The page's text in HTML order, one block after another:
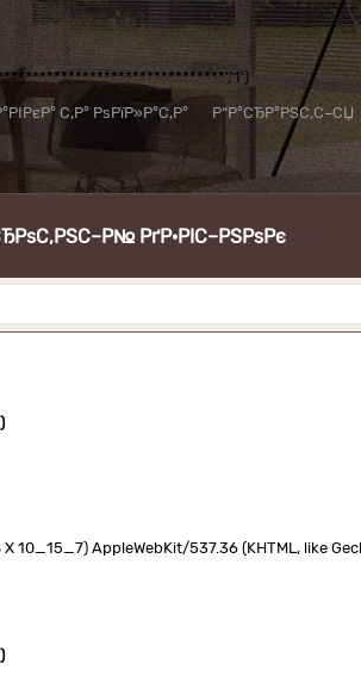
С‚Р° РѕРїР»Р°С‚Р° Р“Р°СЂР°РЅС‚С–СЏ
РґР·РІС–РЅРѕРє
AppleWebKit/537.36 (KHTML, like